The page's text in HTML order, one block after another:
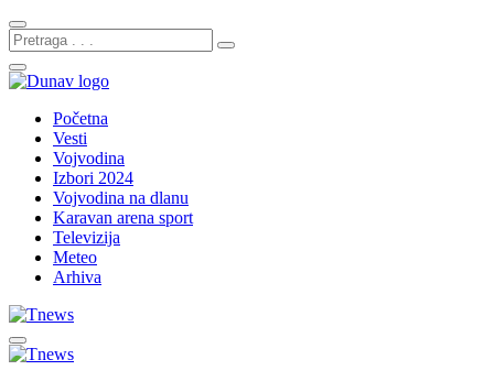
Početna
Vesti
Vojvodina
Izbori 2024
Vojvodina na dlanu
Karavan arena sport
Televizija
Meteo
Arhiva